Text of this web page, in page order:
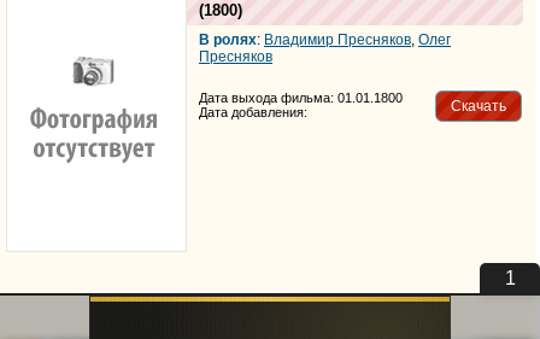
(1800)
В ролях: Владимир Пресняков, Олег
Пресняков
Скачать
Дата выхода фильма: 01.01.1800
Дата добавления: